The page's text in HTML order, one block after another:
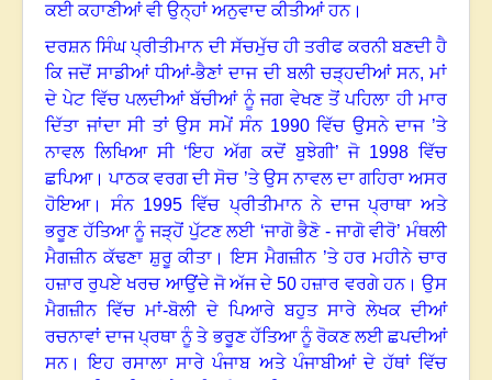
ਕਈ ਕਹਾਣੀਆਂ ਵੀ ਉਨ੍ਹਾਂ ਅਨੁਵਾਦ ਕੀਤੀਆਂ ਹਨ।
ਦਰਸ਼ਨ ਸਿੰਘ ਪ੍ਰੀਤੀਮਾਨ ਦੀ ਸੱਚਮੁੱਚ ਹੀ ਤਰੀਫ ਕਰਨੀ ਬਣਦੀ ਹੈ
ਕਿ ਜਦੋਂ ਸਾਡੀਆਂ ਧੀਆਂ-ਭੈਣਾਂ ਦਾਜ ਦੀ ਬਲੀ ਚੜ੍ਹਦੀਆਂ ਸਨ, ਮਾਂ
ਦੇ ਪੇਟ ਵਿੱਚ ਪਲਦੀਆਂ ਬੱਚੀਆਂ ਨੂੰ ਜਗ ਵੇਖਣ ਤੋਂ ਪਹਿਲਾ ਹੀ ਮਾਰ
ਦਿੱਤਾ ਜਾਂਦਾ ਸੀ ਤਾਂ ਉਸ ਸਮੇਂ ਸੰਨ 1990ਵਿੱਚ ਉਸਨੇ ਦਾਜ ’ਤੇ
ਨਾਵਲ ਲਿਖਿਆ ਸੀ ‘ਇਹ ਅੱਗ ਕਦੋਂ ਬੁਝੇਗੀ’ਜੋ 1998 ਵਿੱਚ
ਛਪਿਆ।ਪਾਠਕ ਵਰਗ ਦੀ ਸੋਚ ’ਤੇ ਉਸ ਨਾਵਲ ਦਾ ਗਹਿਰਾ ਅਸਰ
ਹੋਇਆ।ਸੰਨ 1995ਵਿੱਚ ਪ੍ਰੀਤੀਮਾਨ ਨੇ ਦਾਜ ਪ੍ਰਾਥਾ ਅਤੇ
ਭਰੂਣ ਹੱਤਿਆ ਨੂੰ ਜੜ੍ਹੋਂ ਪੁੱਟਣ ਲਈ ‘ਜਾਗੋ ਭੈਣੋ - ਜਾਗੋ ਵੀਰੋ’ਮੰਥਲੀ
ਮੈਗਜ਼ੀਨ ਕੱਢਣਾ ਸ਼ੁਰੂ ਕੀਤਾ ।ਇਸ ਮੈਗਜ਼ੀਨ ’ਤੇ ਹਰ ਮਹੀਨੇ ਚਾਰ
ਹਜ਼ਾਰ ਰੁਪਏ ਖਰਚ ਆਉਂਦੇ ਜੋ ਅੱਜ ਦੇ50ਹਜ਼ਾਰ ਵਰਗੇ ਹਨ।ਉਸ
ਮੈਗਜ਼ੀਨ ਵਿੱਚ ਮਾਂ-ਬੋਲੀ ਦੇ ਪਿਆਰੇ ਬਹੁਤ ਸਾਰੇ ਲੇਖਕ ਦੀਆਂ
ਰਚਨਾਵਾਂ ਦਾਜ ਪ੍ਰਥਾ ਨੂੰ ਤੇ ਭਰੂਣ ਹੱਤਿਆ ਨੂੰ ਰੋਕਣ ਲਈ ਛਪਦੀਆਂ
ਸਨ। ਇਹ ਰਸਾਲਾ ਸਾਰੇ ਪੰਜਾਬ ਅਤੇ ਪੰਜਾਬੀਆਂ ਦੇ ਹੱਥਾਂ ਵਿੱਚ